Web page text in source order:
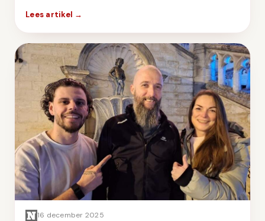
botaandoeningen.
Lees artikel →
16 december 2025